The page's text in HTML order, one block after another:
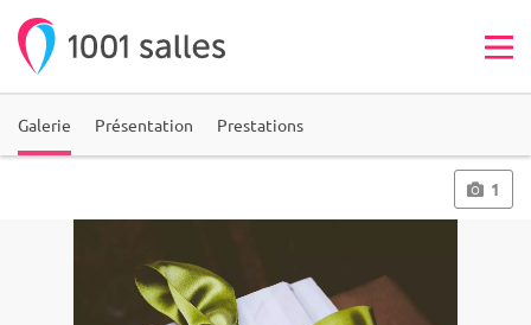
Galerie Présentation Prestations
1